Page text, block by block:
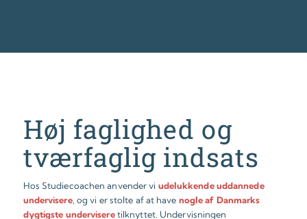
Høj faglighed og
tværfaglig indsats
Hos Studiecoachen anvender vi udelukkende uddannede
undervisere, og vi er stolte af at have nogle af Danmarks
dygtigste underviseretilknyttet. Undervisningen